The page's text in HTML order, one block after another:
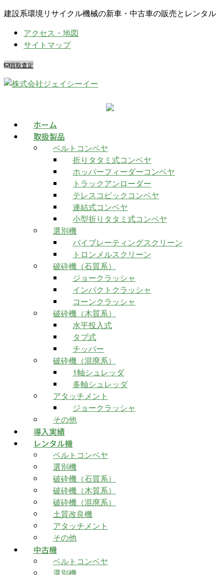
建設系環境リサイクル機械の新車・中古車の販売とレンタル
アクセス・地図
サイトマップ
買取査定
ホーム
取扱製品
ベルトコンベヤ
折りタタミ式コンベヤ
ホッパーフィーダーコンベヤ
トラックアンローダー
テレスコピックコンベヤ
連結式コンベヤ
小型折りタタミ式コンベヤ
選別機
バイブレーティングスクリーン
トロンメルスクリーン
破砕機（石質系）
ジョークラッシャ
インパクトクラッシャ
コーンクラッシャ
破砕機（木質系）
水平投入式
タブ式
チッパー
破砕機（混廃系）
1軸シュレッダ
多軸シュレッダ
アタッチメント
ジョークラッシャ
その他
導入実績
レンタル機
ベルトコンベヤ
選別機
破砕機（石質系）
破砕機（木質系）
破砕機（混廃系）
土質改良機
アタッチメント
その他
中古機
ベルトコンベヤ